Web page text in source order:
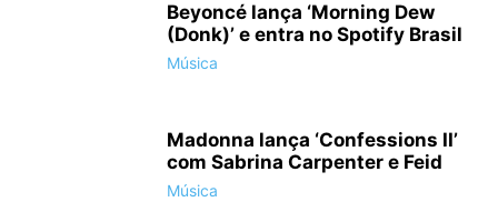
Beyoncé lança ‘Morning Dew
(Donk)’ e entra no Spotify Brasil
Música
Madonna lança ‘Confessions II’
com Sabrina Carpenter e Feid
Música